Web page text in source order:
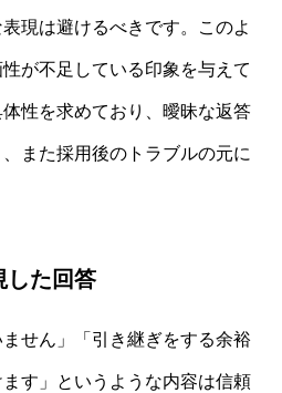
現は避けるべきです。このよ
が不足している印象を与えて
性を求めており、曖昧な返答
また採用後のトラブルの元に
した回答
ません」「引き継ぎをする余裕
す」というような内容は信頼